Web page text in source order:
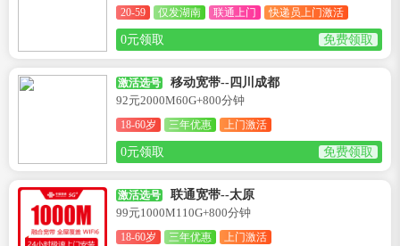
20-59 仅发湖南 联通上门 快递员上门激活
0元领取 免费领取
激活选号
移动宽带--四川成都
92元2000M60G+800分钟
18-60岁 三年优惠 上门激活
0元领取 免费领取
激活选号
联通宽带--太原
99元1000M110G+800分钟
18-60岁 三年优惠 上门激活